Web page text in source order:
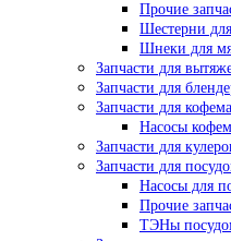
Прочие
Шестерни
Шнеки для
Запчасти для
Запчасти для
Запчасти для
Насосы
Запчасти для
Запчасти для
Насосы для
Прочие
ТЭНы